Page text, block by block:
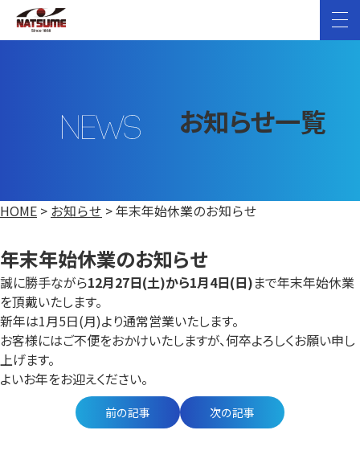
お知らせ
お知らせ一覧
HOME > お知らせ >年末年始休業のお知らせ
年末年始休業のお知らせ
誠に勝手ながら12月27日(土)から1月4日(日)まで年末年始休業
を頂戴いたします。
新年は1月5日(月)より通常営業いたします。
お客様にはご不便をおかけいたしますが、何卒よろしくお願い申し
上げます。
よいお年をお迎えください。
前の記事 次の記事